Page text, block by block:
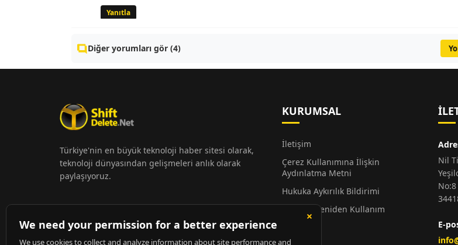
Yanıtla
Diğer yorumları gör (4)
Türkiye'nin en büyük teknoloji haber sitesi olarak,
teknoloji dünyasından gelişmeleri anlık olarak
paylaşıyoruz.
KURUMSAL
İletişim
Çerez Kullanımına İlişkin
Aydınlatma Metni
Hukuka Aykırılık Bildirimi
Alıntı ve Yeniden Kullanım
Hakkında
Künye
Nil
No:8
E-